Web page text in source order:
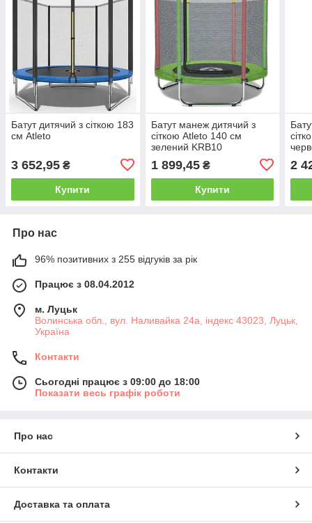
Батут дитячий з сіткою 183
см Atleto
3 652,95 ₴
Купити
Батут манеж дитячий з
сіткою Atleto 140 см
зелений KRB10
1 899,45₴
Купити
2
Про нас
96% позитивних з 255 відгуків за рік
Працює з 08.04.2012
м. Луцьк
Волинська обл., вул. Наливайка 24а, індекс 43023, Луцьк,
Україна
Контакти
Сьогодні працює з 09:00 до 18:00
Показати весь графік роботи
Про нас
Контакти
Доставка та оплата